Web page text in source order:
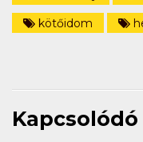
kötőidom